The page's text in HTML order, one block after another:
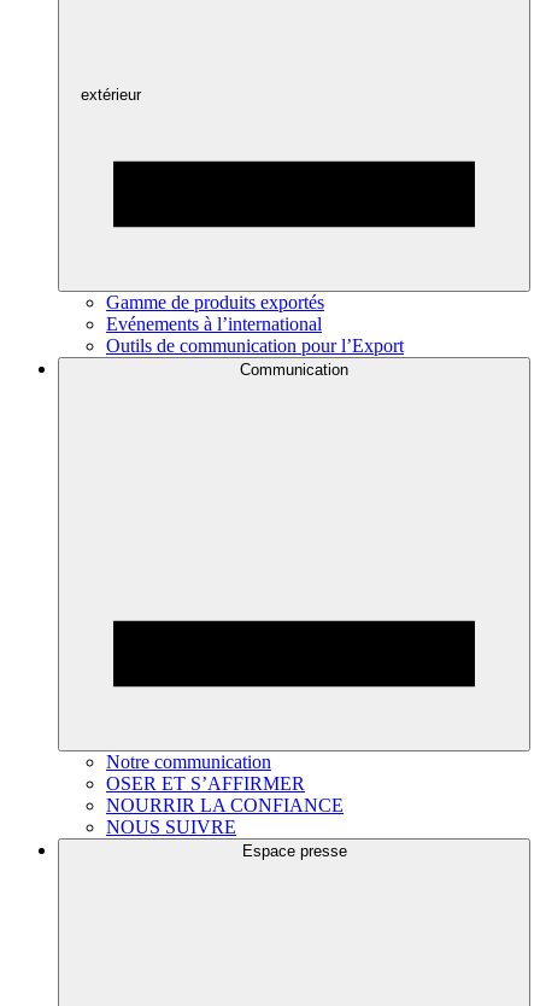
extérieur
Gamme de produits exportés
Evénements à l’international
Outils de communication pour l’Export
Communication
Notre communication
OSER ET S’AFFIRMER
NOURRIR LA CONFIANCE
NOUS SUIVRE
Espace presse